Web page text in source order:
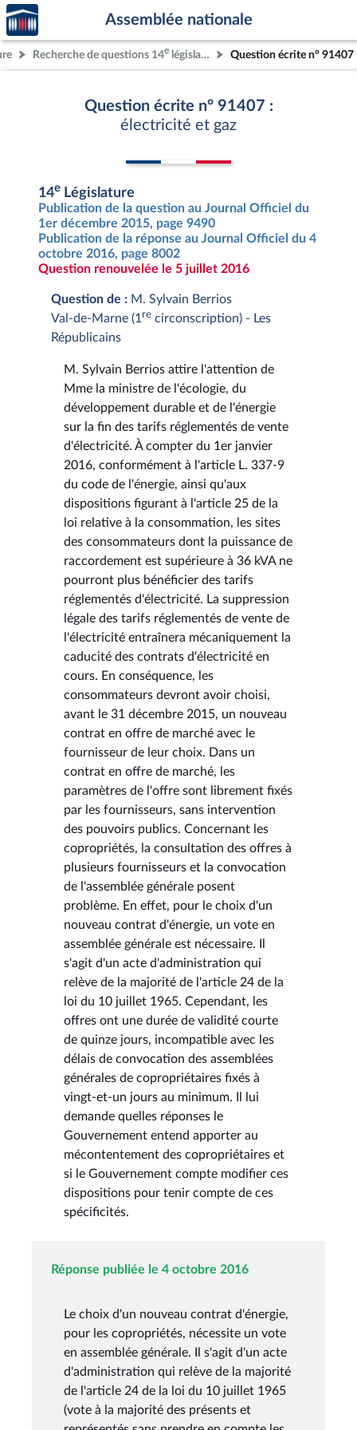
Aller au contenu
Aller en bas de la page
Accèder
à la
page
d'accueil
Assemblée nationale
Recherche de questions 14e législature Question écrite n° 91407
Question écrite n° 91407 :
électricité et gaz
14e Législature
Publication de la question au Journal Officiel du
1er décembre 2015, page 9490
Publication de la réponse au Journal Officiel du 4
octobre 2016, page 8002
Question renouvelée le 5 juillet 2016
Question de : M. Sylvain Berrios
Val-de-Marne (1 re circonscription) - Les
Républicains
M. Sylvain Berrios attire l'attention de
Mme la ministre de l'écologie, du
développement durable et de l'énergie
sur la fin des tarifs réglementés de vente
d'électricité. À compter du 1er janvier
2016, conformément à l'article L. 337-9
du code de l'énergie, ainsi qu'aux
dispositions figurant à l'article 25 de la
loi relative à la consommation, les sites
des consommateurs dont la puissance de
raccordement est supérieure à 36 kVA ne
pourront plus bénéficier des tarifs
réglementés d'électricité. La suppression
légale des tarifs réglementés de vente de
l'électricité entraînera mécaniquement la
caducité des contrats d'électricité en
cours. En conséquence, les
consommateurs devront avoir choisi,
avant le 31 décembre 2015, un nouveau
contrat en offre de marché avec le
fournisseur de leur choix. Dans un
contrat en offre de marché, les
paramètres de l'offre sont librement fixés
par les fournisseurs, sans intervention
des pouvoirs publics. Concernant les
copropriétés, la consultation des offres à
plusieurs fournisseurs et la convocation
de l'assemblée générale posent
problème. En effet, pour le choix d'un
nouveau contrat d'énergie, un vote en
assemblée générale est nécessaire. Il
s'agit d'un acte d'administration qui
relève de la majorité de l'article 24 de la
loi du 10 juillet 1965. Cependant, les
offres ont une durée de validité courte
de quinze jours, incompatible avec les
délais de convocation des assemblées
générales de copropriétaires fixés à
vingt-et-un jours au minimum. Il lui
demande quelles réponses le
Gouvernement entend apporter au
mécontentement des copropriétaires et
si le Gouvernement compte modifier ces
dispositions pour tenir compte de ces
spécificités.
Réponse publiée le 4 octobre 2016
Le choix d'un nouveau contrat d'énergie,
pour les copropriétés, nécessite un vote
en assemblée générale. Il s'agit d'un acte
d'administration qui relève de la majorité
de l'article 24 de la loi du 10 juillet 1965
(vote à la majorité des présents et